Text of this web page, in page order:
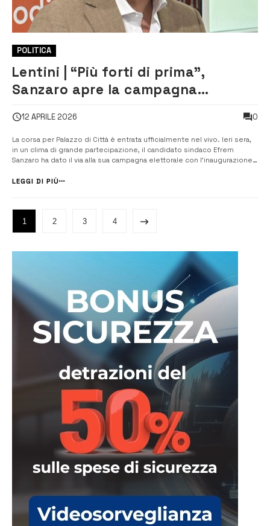
POLITICA
Lentini | “Più forti di prima”,
Sanzaro apre la campagna
12 APRILE 2026 0
La corsa per Palazzo di Città è entrata ufficialmente nel vivo. Ieri sera,
in un clima di grande partecipazione, il candidato sindaco Efrem
Sanzaro ha dato il via alla sua campagna elettorale con l’inaugurazione
lentinesi, sostenitori e i candidati al consiglio co...
LEGGI DI PIÙ
1 2 3 4